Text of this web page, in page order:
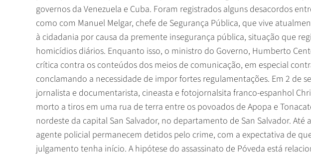
governos da Venezuela e Cuba. Foram registrados alguns desacordos
como com Manuel Melgar, chefe de Segurança Pública, que vive
à cidadania por causa da premente insegurança pública, situação que
homicídios diários. Enquanto isso, o ministro do Governo, Humberto
crítica contra os conteúdos dos meios de comunicação, em especial
conclamando a necessidade de impor fortes regulamentações. Em 2 de
jornalista e documentarista, cineasta e fotojornalsita franco-espanhol
morto a tiros em uma rua de terra entre os povoados de Apopa e
nordeste da capital San Salvador, no departamento de San Salvador. Até
agente policial permanecem detidos pelo crime, com a expectativa de
julgamento tenha início. A hipótese do assassinato de Póveda está